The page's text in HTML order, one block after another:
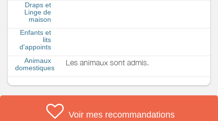
Draps et
Linge de
maison
Enfants et
lits
d'appoints
Animaux
domestiques
Les animaux sont admis.
Voir mes recommandations